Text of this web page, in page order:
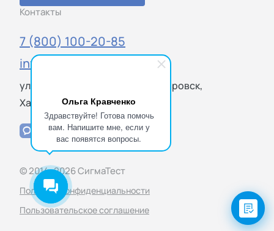
Ольга Кравченко
Здравствуйте! Готова помочь
вам. Напишите мне, если у
вас появятся вопросы.
Контакты
7 (800) 100-20-85
info@sigmatest.ru
ул. Суворова, 28Б, Отдел 5, Хабаровск,
Хабаровский край, 680000
© 2014–2026 СигмаТест
Политика конфиденциальности
Пользовательское соглашение